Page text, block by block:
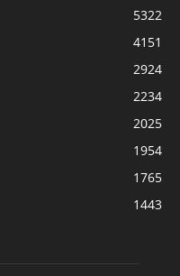
5322
4151
2924
2234
2025
1954
1765
1443